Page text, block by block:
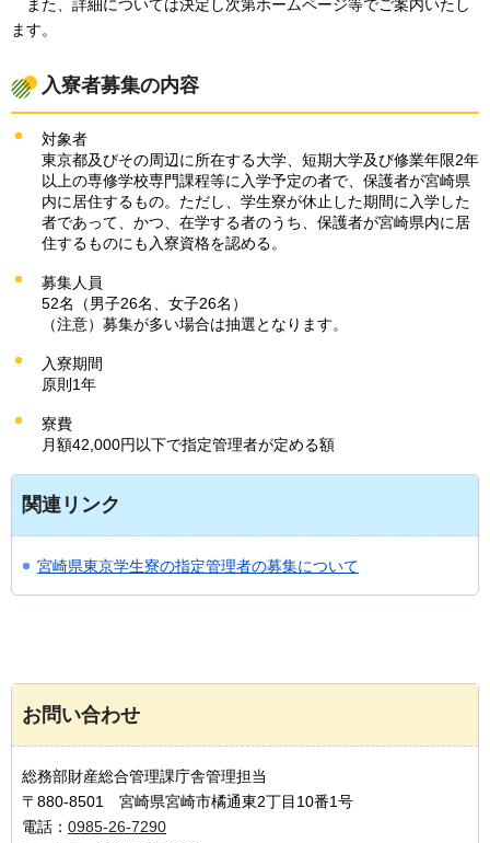
また、詳細については決定し次第ホームページ等でご案内いたし
ます。
入寮者募集の内容
対象者
東京都及びその周辺に所在する大学、短期大学及び修業年限2年
以上の専修学校専門課程等に入学予定の者で、保護者が宮崎県
内に居住するもの。ただし、学生寮が休止した期間に入学した
者であって、かつ、在学する者のうち、保護者が宮崎県内に居
住するものにも入寮資格を認める。
募集人員
52名（男子26名、女子26名）
（注意）募集が多い場合は抽選となります。
入寮期間
原則1年
寮費
月額42,000円以下で指定管理者が定める額
関連リンク
宮崎県東京学生寮の指定管理者の募集について
お問い合わせ
総務部財産総合管理課庁舎管理担当
〒880-8501 宮崎県宮崎市橘通東2丁目10番1号
電話： 0985-26-7290